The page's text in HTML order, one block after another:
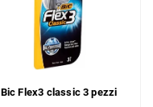
Bic Flex3 classic 3 pezzi